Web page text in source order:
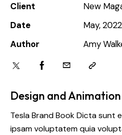
Client
New
Date
May, 2022
Author
Amy
Twitter Facebook
Email
Copy
to
Design and Animation
Tesla Brand Book Dicta sunt
ipsam voluptatem quia